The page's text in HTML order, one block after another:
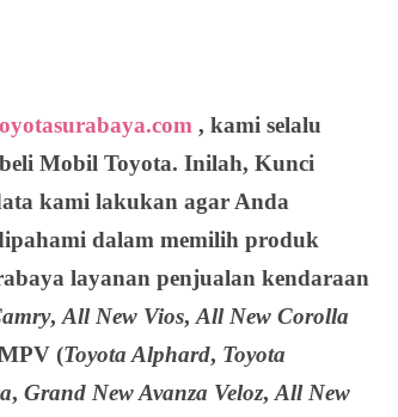
, kami selalu
Mobil Toyota. Inilah, Kunci
kami lakukan agar Anda
dalam memilih produk
layanan penjualan kendaraan
,All New Vios,All New Corolla
(Toyota Alphard, Toyota
, Grand New Avanza Veloz,All New